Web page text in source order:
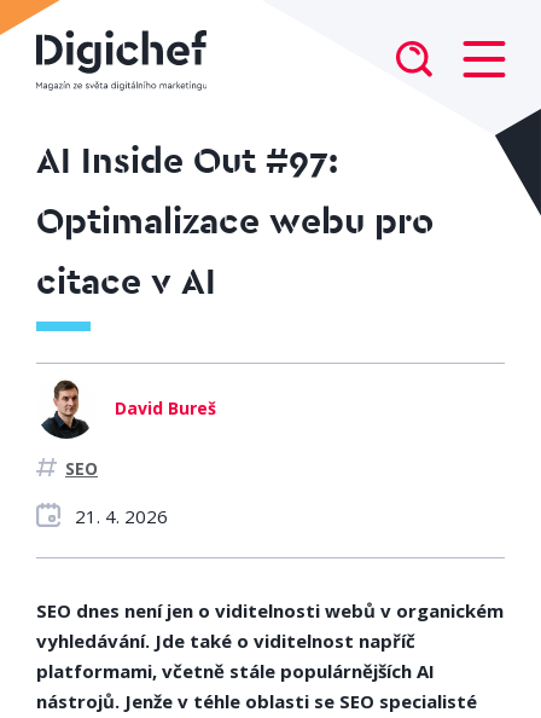
AI Inside Out #97:
Optimalizace webu pro
citace v AI
David Bureš
SEO
21. 4. 2026
SEO dnes není jen o viditelnosti webů v organickém
vyhledávání. Jde také o viditelnost napříč
platformami, včetně stále populárnějších AI
nástrojů. Jenže v téhle oblasti se SEO specialisté